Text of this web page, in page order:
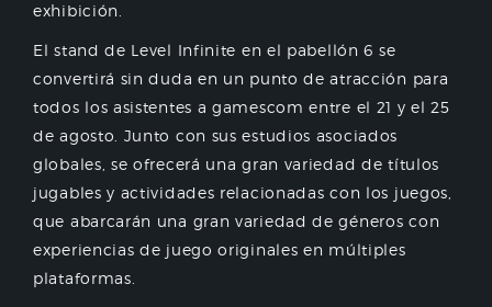
exhibición.
El stand de Level Infinite en el pabellón 6 se
convertirá sin duda en un punto de atracción para
todos los asistentes a gamescom entre el 21 y el 25
de agosto. Junto con sus estudios asociados
globales, se ofrecerá una gran variedad de títulos
jugables y actividades relacionadas con los juegos,
que abarcarán una gran variedad de géneros con
experiencias de juego originales en múltiples
plataformas.